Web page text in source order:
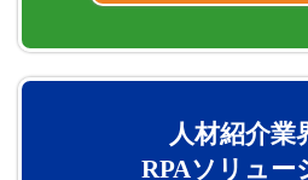
人材紹介業
RPAソリュ